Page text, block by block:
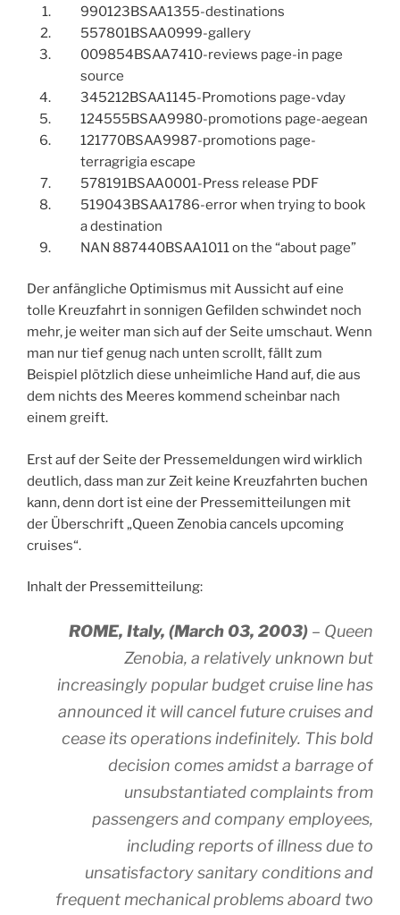
990123BSAA1355-destinations
557801BSAA0999-gallery
009854BSAA7410-reviews page-in page
source
345212BSAA1145-Promotions page-vday
124555BSAA9980-promotions page-aegean
121770BSAA9987-promotions page-
terragrigia escape
578191BSAA0001-Press release PDF
519043BSAA1786-error when trying to book
a destination
NAN 887440BSAA1011 on the “about page”
Der anfängliche Optimismus mit Aussicht auf eine
tolle Kreuzfahrt in sonnigen Gefilden schwindet noch
mehr, je weiter man sich auf der Seite umschaut. Wenn
man nur tief genug nach unten scrollt, fällt zum
Beispiel plötzlich diese unheimliche Hand auf, die aus
dem nichts des Meeres kommend scheinbar nach
einem greift.
Erst auf der Seite der Pressemeldungen wird wirklich
deutlich, dass man zur Zeit keine Kreuzfahrten buchen
kann, denn dort ist eine der Pressemitteilungen mit
der Überschrift „Queen Zenobia cancels upcoming
cruises“.
Inhalt der Pressemitteilung:
ROME, Italy, (March 03, 2003) – Queen
Zenobia, a relatively unknown but
increasingly popular budget cruise line has
announced it will cancel future cruises and
cease its operations indefinitely. This bold
decision comes amidst a barrage of
unsubstantiated complaints from
passengers and company employees,
including reports of illness due to
unsatisfactory sanitary conditions and
frequent mechanical problems aboard two